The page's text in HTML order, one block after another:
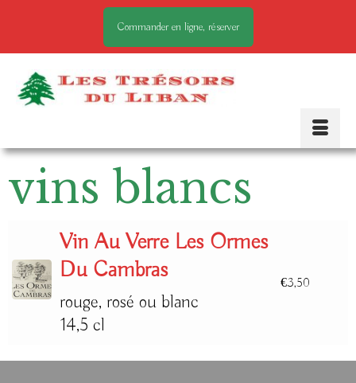
Commander en ligne, réserver
vins blancs
Vin Au Verre Les Ormes
Du Cambras
rouge, rosé ou blanc
14,5 cl
€3,50